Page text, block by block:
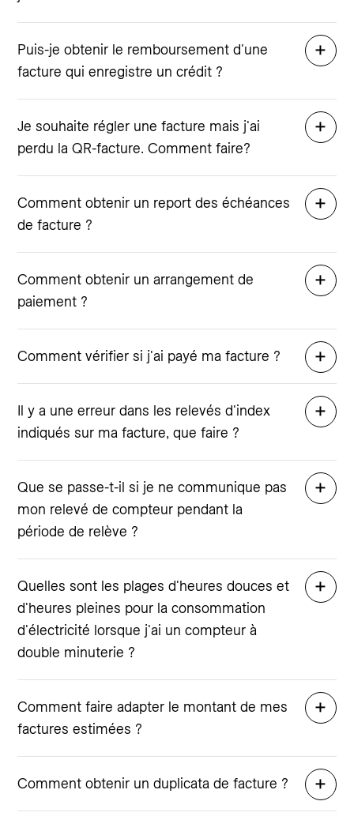
Puis-je obtenir le remboursement d'une
facture qui enregistre un crédit ?
Je souhaite régler une facture mais j'ai
perdu la QR-facture. Comment faire?
Comment obtenir un report des échéances
de facture ?
Comment obtenir un arrangement de
paiement ?
Comment vérifier si j'ai payé ma facture ?
Il y a une erreur dans les relevés d'index
indiqués sur ma facture, que faire ?
Que se passe-t-il si je ne communique pas
mon relevé de compteur pendant la
période de relève ?
Quelles sont les plages d'heures douces et
d'heures pleines pour la consommation
d'électricité lorsque j'ai un compteur à
double minuterie ?
Comment faire adapter le montant de mes
factures estimées ?
Comment obtenir un duplicata de facture ?